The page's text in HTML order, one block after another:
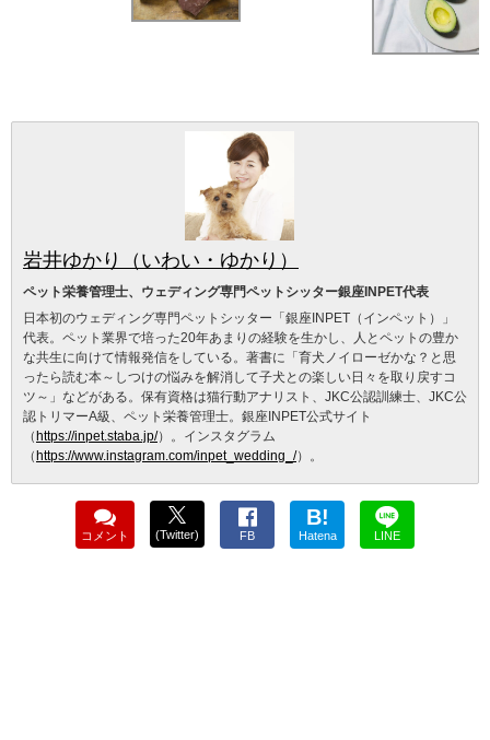
岩井ゆかり（いわい・ゆかり）
ペット栄養管理士、ウェディング専門ペットシッター銀座INPET代表
日本初のウェディング専門ペットシッター「銀座INPET（インペット）」
代表。ペット業界で培った20年あまりの経験を生かし、人とペットの豊か
な共生に向けて情報発信をしている。著書に「育犬ノイローゼかな？と思
ったら読む本～しつけの悩みを解消して子犬との楽しい日々を取り戻すコ
ツ～」などがある。保有資格は猫行動アナリスト、JKC公認訓練士、JKC公
認トリマーA級、ペット栄養管理士。銀座INPET公式サイト
（ https://inpet.staba.jp/）。インスタグラム
（ https://www.instagram.com/inpet_wedding_/）。
コメント (Twitter) FB
B!
Hatena LINE